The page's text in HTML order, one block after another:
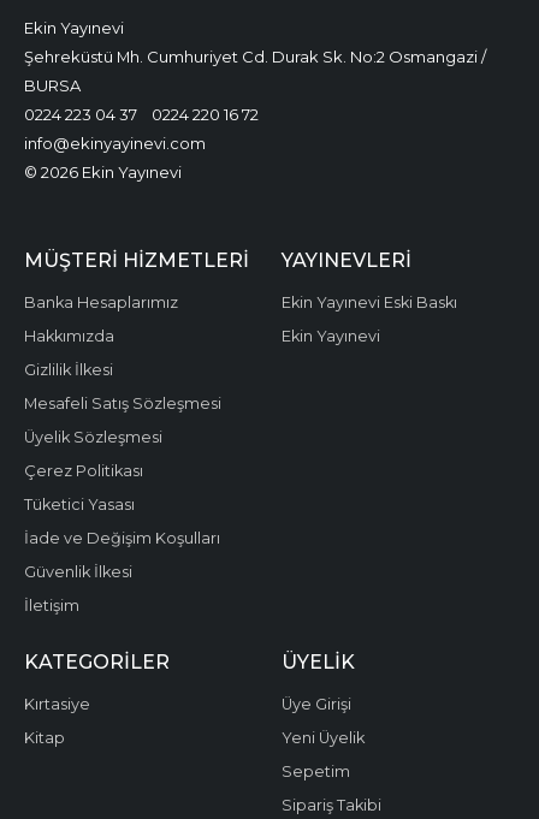
Ekin Yayınevi
Şehreküstü Mh. Cumhuriyet Cd. Durak Sk. No:2 Osmangazi /
BURSA
0224 223 04 37
0224 220 16 72
info@ekinyayinevi.com
© 2026 Ekin Yayınevi
MÜŞTERI HIZMETLERI
Banka Hesaplarımız
Hakkımızda
Gizlilik İlkesi
Mesafeli Satış Sözleşmesi
Üyelik Sözleşmesi
Çerez Politikası
Tüketici Yasası
İade ve Değişim Koşulları
Güvenlik İlkesi
İletişim
YAYINEVLERI
Ekin Yayınevi Eski Baskı
Ekin Yayınevi
KATEGORILER
Kırtasiye
Kitap
ÜYELIK
Üye Girişi
Yeni Üyelik
Sepetim
Sipariş Takibi